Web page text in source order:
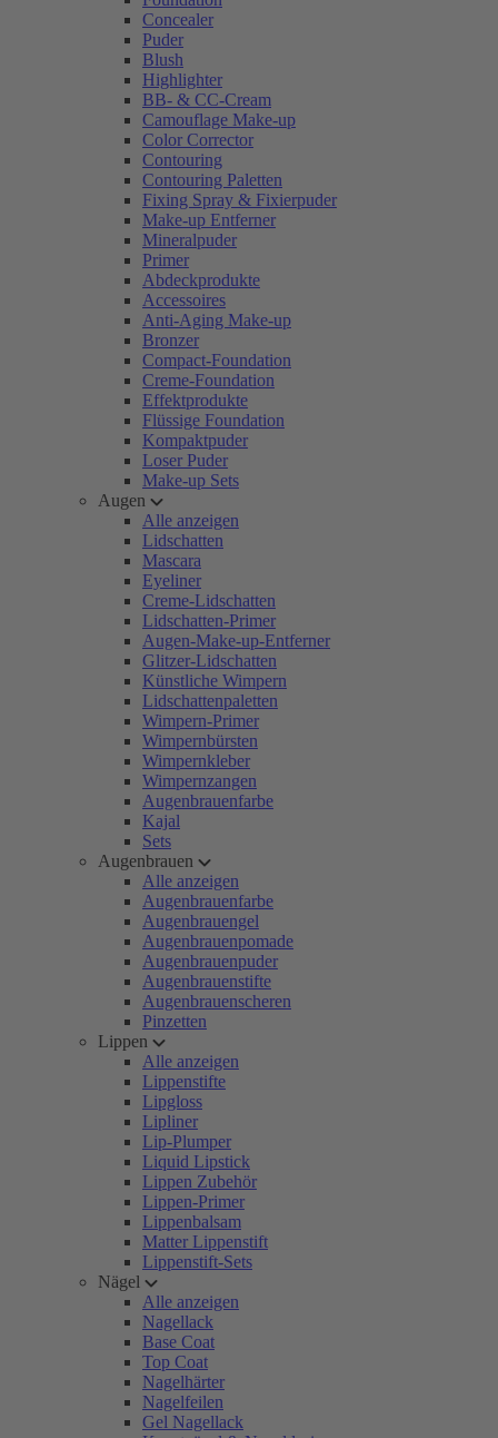
Concealer
Puder
Blush
Highlighter
BB- & CC-Cream
Camouflage Make-up
Color Corrector
Contouring
Contouring Paletten
Fixing Spray & Fixierpuder
Make-up Entferner
Mineralpuder
Primer
Abdeckprodukte
Accessoires
Anti-Aging Make-up
Bronzer
Compact-Foundation
Creme-Foundation
Effektprodukte
Flüssige Foundation
Kompaktpuder
Loser Puder
Make-up Sets
Augen
Alle anzeigen
Lidschatten
Mascara
Eyeliner
Creme-Lidschatten
Lidschatten-Primer
Augen-Make-up-Entferner
Glitzer-Lidschatten
Künstliche Wimpern
Lidschattenpaletten
Wimpern-Primer
Wimpernbürsten
Wimpernkleber
Wimpernzangen
Augenbrauenfarbe
Kajal
Sets
Augenbrauen
Alle anzeigen
Augenbrauenfarbe
Augenbrauengel
Augenbrauenpomade
Augenbrauenpuder
Augenbrauenstifte
Augenbrauenscheren
Pinzetten
Lippen
Alle anzeigen
Lippenstifte
Lipgloss
Lipliner
Lip-Plumper
Liquid Lipstick
Lippen Zubehör
Lippen-Primer
Lippenbalsam
Matter Lippenstift
Lippenstift-Sets
Nägel
Alle anzeigen
Nagellack
Base Coat
Top Coat
Nagelhärter
Nagelfeilen
Gel Nagellack